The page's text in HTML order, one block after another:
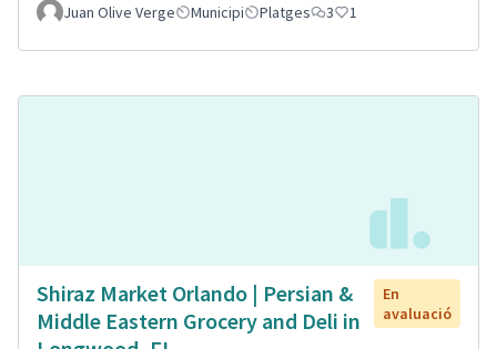
Juan Olive Verge
Municipi Platges 3 1
Shiraz Market Orlando | Persian &
Middle Eastern Grocery and Deli in
En
avaluació